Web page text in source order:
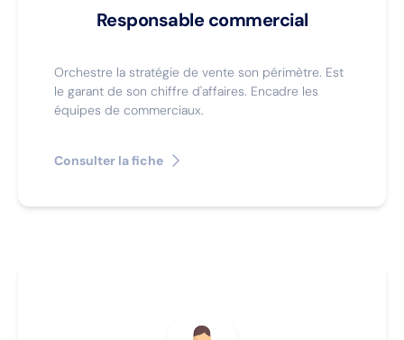
Responsable commercial
Orchestre la stratégie de vente son périmètre. Est
le garant de son chiffre d'affaires. Encadre les
équipes de commerciaux.
Consulter la fiche